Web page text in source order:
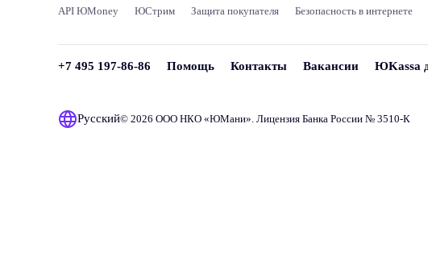
API ЮMoney ЮСтрим Защита покупателя Безопасность в интернете
+7 495 197-86-86 Помощь Контакты Вакансии ЮKassa
Русский© 2026 ООО НКО «ЮМани». Лицензия Банка России № 3510‑К